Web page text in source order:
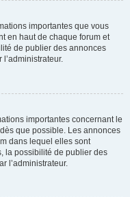
importantes que vous
en haut de chaque forum et
de publier des annonces
importantes concernant le
que possible. Les annonces
dans lequel elles sont
la possibilité de publier des
l’administrateur.